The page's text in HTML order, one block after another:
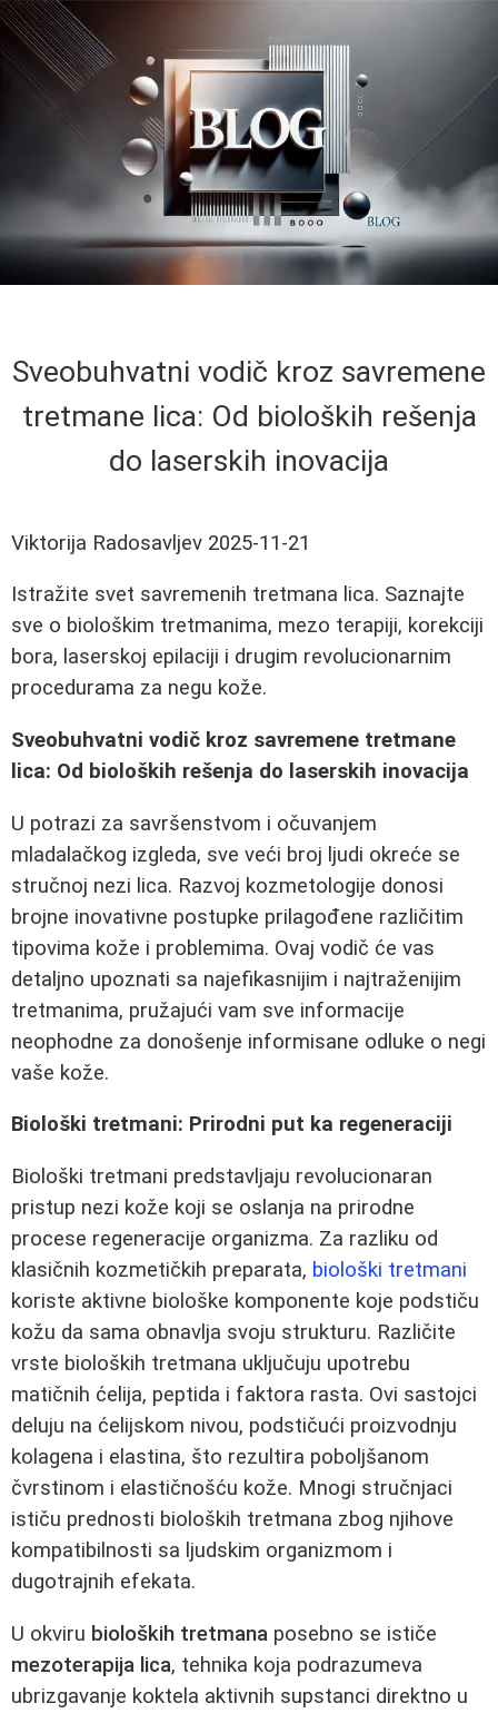
Sveobuhvatni vodič kroz savremene
tretmane lica: Od bioloških rešenja
do laserskih inovacija
Viktorija Radosavljev 2025-11-21
Istražite svet savremenih tretmana lica. Saznajte
sve o biološkim tretmanima, mezo terapiji, korekciji
bora, laserskoj epilaciji i drugim revolucionarnim
procedurama za negu kože.
Sveobuhvatni vodič kroz savremene tretmane
lica: Od bioloških rešenja do laserskih inovacija
U potrazi za savršenstvom i očuvanjem
mladalačkog izgleda, sve veći broj ljudi okreće se
stručnoj nezi lica. Razvoj kozmetologije donosi
brojne inovativne postupke prilagođene različitim
tipovima kože i problemima. Ovaj vodič će vas
detaljno upoznati sa najefikasnijim i najtraženijim
tretmanima, pružajući vam sve informacije
neophodne za donošenje informisane odluke o negi
vaše kože.
Biološki tretmani: Prirodni put ka regeneraciji
Biološki tretmani predstavljaju revolucionaran
pristup nezi kože koji se oslanja na prirodne
procese regeneracije organizma. Za razliku od
klasičnih kozmetičkih preparata, biološki tretmani
koriste aktivne biološke komponente koje podstiču
kožu da sama obnavlja svoju strukturu. Različite
vrste bioloških tretmana uključuju upotrebu
matičnih ćelija, peptida i faktora rasta. Ovi sastojci
deluju na ćelijskom nivou, podstičući proizvodnju
kolagena i elastina, što rezultira poboljšanom
čvrstinom i elastičnošću kože. Mnogi stručnjaci
ističu prednosti bioloških tretmana zbog njihove
kompatibilnosti sa ljudskim organizmom i
dugotrajnih efekata.
U okviru bioloških tretmana posebno se ističe
mezoterapija lica, tehnika koja podrazumeva
ubrizgavanje koktela aktivnih supstanci direktno u